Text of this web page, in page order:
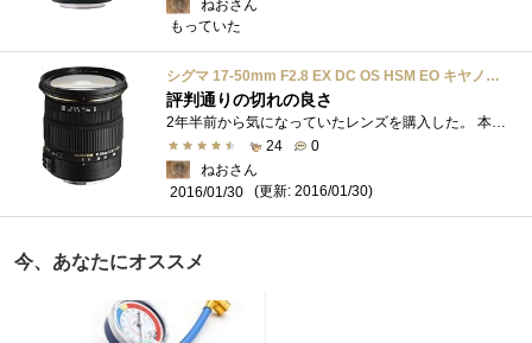
ねおさん
もっていた
シグマ 17-50mm F2.8 EX DC OS HSM EO キヤノン用
評判通りの切れの良さ
2年半前から気になっていたレンズを購入した。 本レンズは、レンズメーカーであるシグマ製の、APS-C専用の大口径標準ズームレンズだ。EFマウン�...
24
0
ねおさん
2016/01/30
(更新: 2016/01/30)
今、あなたにオススメ